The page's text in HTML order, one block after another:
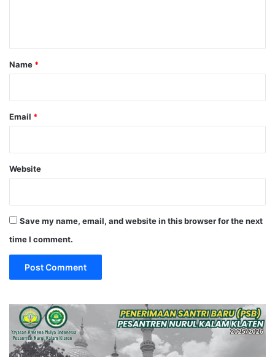
Name *
Email *
Website
Save my name, email, and website in this browser for the next
time I comment.